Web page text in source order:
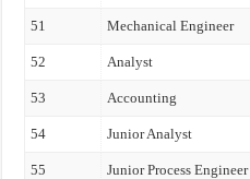
51 Mechanical Engineer
52 Analyst
53 Accounting
54 Junior Analyst
55 Junior Process Engineer